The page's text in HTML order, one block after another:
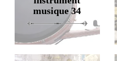
musique 34